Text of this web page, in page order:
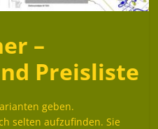
–
Preisliste
geben.
selten aufzufinden. Sie